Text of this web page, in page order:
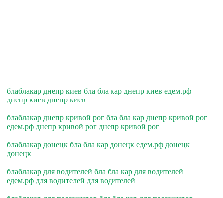
блаблакар днепр киев бла бла кар днепр киев едем.рф
днепр киев днепр киев
блаблакар днепр кривой рог бла бла кар днепр кривой рог
едем.рф днепр кривой рог днепр кривой рог
блаблакар донецк бла бла кар донецк едем.рф донецк
донецк
блаблакар для водителей бла бла кар для водителей
едем.рф для водителей для водителей